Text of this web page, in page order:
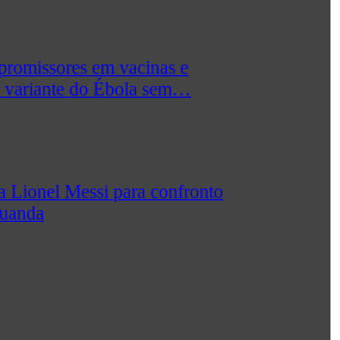
em vacinas e
variante do Ébola sem…
Lionel Messi para confronto